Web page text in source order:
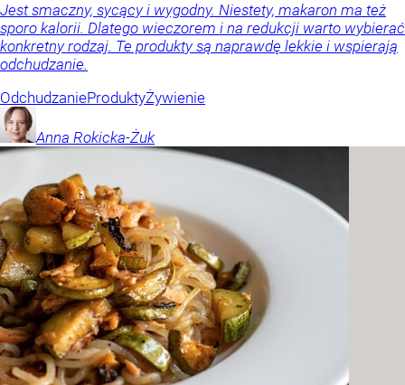
Jest smaczny, sycący i wygodny. Niestety, makaron ma też
sporo kalorii. Dlatego wieczorem i na redukcji warto wybierać
konkretny rodzaj. Te produkty są naprawdę lekkie i wspierają
odchudzanie.
OdchudzanieProduktyŻywienie
Anna Rokicka-Żuk